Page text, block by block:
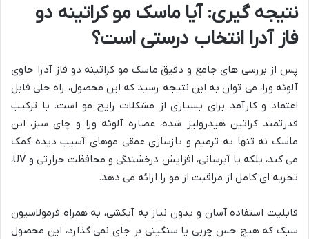
نتیجه گیری: آیا ماسک مو کراتینه دو
فاز آدرا انتخاب درستی است؟
پس از بررسی های جامع و دقیق ماسک مو کراتینه دو فاز آدرا حاوی
آلوئه ورا، می توان به این نتیجه رسید که این محصول، راه حلی قابل
اعتماد و کارآمد برای بسیاری از مشکلات رایج مو است. با ترکیب
قدرتمند کراتین هیدرولیز شده، عصاره آلوئه ورا و چای سبز، این
ماسک نه تنها به ترمیم و بازسازی عمقی موهای آسیب دیده کمک
می کند، بلکه با آبرسانی، افزایش درخشندگی و محافظت حرارتی و UV،
تجربه ای کامل از مراقبت از مو را ارائه می دهد.
قابلیت استفاده آسان و بدون نیاز به آبکشی، به همراه فرمولاسیون
سبک که هیچ حس چربی یا سنگینی بر جای نمی گذارد، این محصول